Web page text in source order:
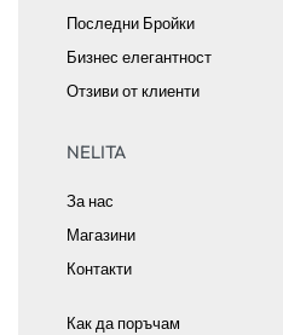
Последни Бройки
Бизнес елегантност
Отзиви от клиенти
NELITA
За нас
Магазини
Контакти
Как да поръчам